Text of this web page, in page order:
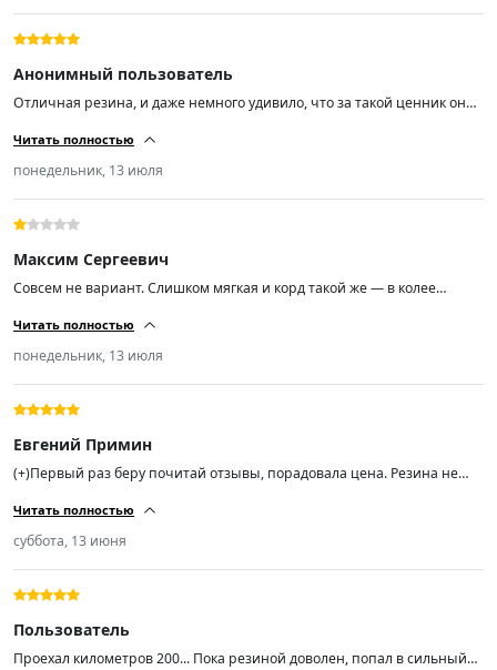
Анонимный пользователь
Отличная резина, и даже немного удивило, что за такой ценник она
дождём держит дорогу отлично. Очень мягкая, не шумит. На солярис
встала как надо. Минусов пока не заметил.
Читать полностью
понедельник, 13 июля
Максим Сергеевич
Совсем не вариант. Слишком мягкая и корд такой же — в колее
нормальное.
Читать полностью
понедельник, 13 июля
Евгений Примин
(+)Первый раз беру почитай отзывы, порадовала цена. Резина не
остальном всё хорошо, спасибо продавцу. Хотел заказ ещё пару, не
могу найти.
Читать полностью
суббота, 13 июня
Пользователь
Проехал километров 200... Пока резиной доволен, попал в сильный